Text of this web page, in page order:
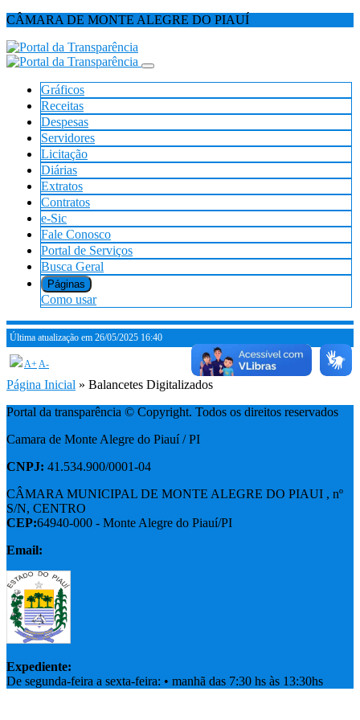
CÂMARA DE MONTE ALEGRE DO PIAUÍ
Gráficos
Receitas
Despesas
Servidores
Licitação
Diárias
Extratos
Contratos
e-Sic
Fale Conosco
Portal de Serviços
Busca Geral
Páginas
Como usar
Última atualização em 26/05/2025 16:40
A+A-
Página Inicial » Balancetes Digitalizados
Portal da transparência © Copyright. Todos os direitos reservados
Camara de Monte Alegre do Piauí / PI
CNPJ: 41.534.900/0001-04
CÂMARA MUNICIPAL DE MONTE ALEGRE DO PIAUI , nº
S/N, CENTRO
CEP:64940-000 - Monte Alegre do Piauí/PI
Email:
Expediente:
De segunda-feira a sexta-feira: • manhã das 7:30 hs às 13:30hs